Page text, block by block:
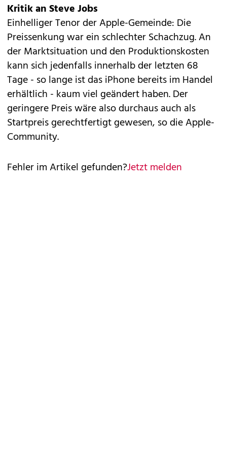
Kritik an Steve Jobs
Einhelliger Tenor der Apple-Gemeinde: Die
Preissenkung war ein schlechter Schachzug. An
der Marktsituation und den Produktionskosten
kann sich jedenfalls innerhalb der letzten 68
Tage - so lange ist das iPhone bereits im Handel
erhältlich - kaum viel geändert haben. Der
geringere Preis wäre also durchaus auch als
Startpreis gerechtfertigt gewesen, so die Apple-
Community.
Fehler im Artikel gefunden?Jetzt melden